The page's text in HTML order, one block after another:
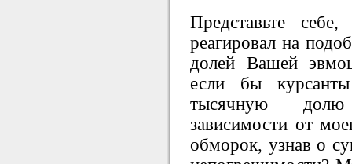
Представьте
реагировал на
долей Вашей
если бы
тысячную долю
зависимости от
обморок, узнав о